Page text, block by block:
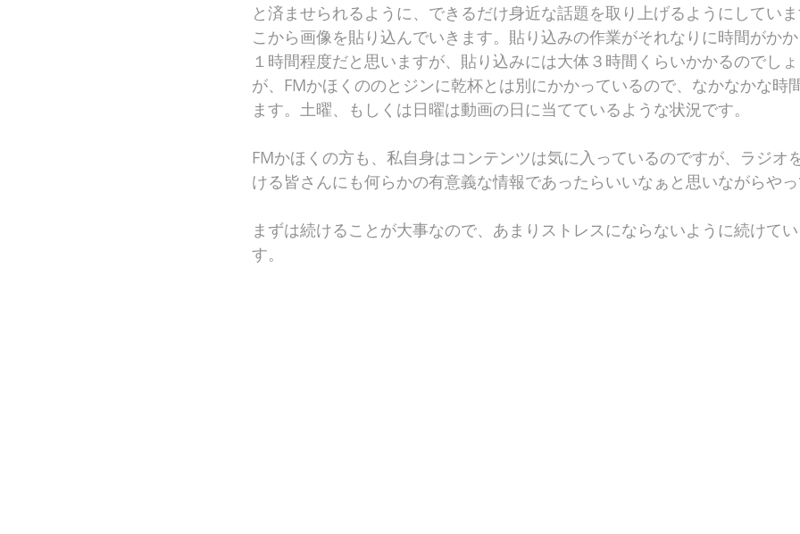
と済ませられるように、できるだけ身近な話題を取り上げるようにしてい
こから画像を貼り込んでいきます。貼り込みの作業がそれなりに時間がか
１時間程度だと思いますが、貼り込みには大体３時間くらいかかるのでし
が、FMかほくののとジンに乾杯とは別にかかっているので、なかなかな時
ます。土曜、もしくは日曜は動画の日に当てているような状況です。
FMかほくの方も、私自身はコンテンツは気に入っているのですが、ラジオ
ける皆さんにも何らかの有意義な情報であったらいいなぁと思いながらやっ
まずは続けることが大事なので、あまりストレスにならないように続けて
す。